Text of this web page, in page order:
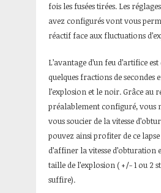
fois les fusées tirées. Les
avez configurés vont vous
réactif face aux fluctuations
L’avantage d’un feu d’artifice est
quelques fractions de secondes
l’explosion et le noir. Grâce au
préalablement configuré, vous
vous soucier de la vitesse
pouvez ainsi profiter de ce
d’affiner la vitesse
taille de l’explosion ( +/- 1 ou 2
suffire).